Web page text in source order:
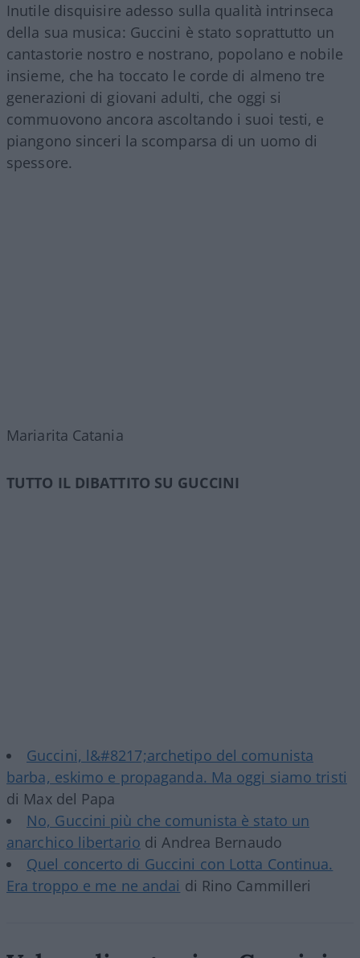
Inutile disquisire adesso sulla qualità intrinseca
della sua musica: Guccini è stato soprattutto un
cantastorie nostro e nostrano, popolano e nobile
insieme, che ha toccato le corde di almeno tre
generazioni di giovani adulti, che oggi si
commuovono ancora ascoltando i suoi testi, e
piangono sinceri la scomparsa di un uomo di
spessore.
Mariarita Catania
TUTTO IL DIBATTITO SU GUCCINI
Guccini, l&#8217;archetipo del comunista
barba, eskimo e propaganda. Ma oggi siamo tristi
di Max del Papa
No, Guccini più che comunista è stato un
anarchico libertario di Andrea Bernaudo
Quel concerto di Guccini con Lotta Continua.
Era troppo e me ne andai di Rino Cammilleri